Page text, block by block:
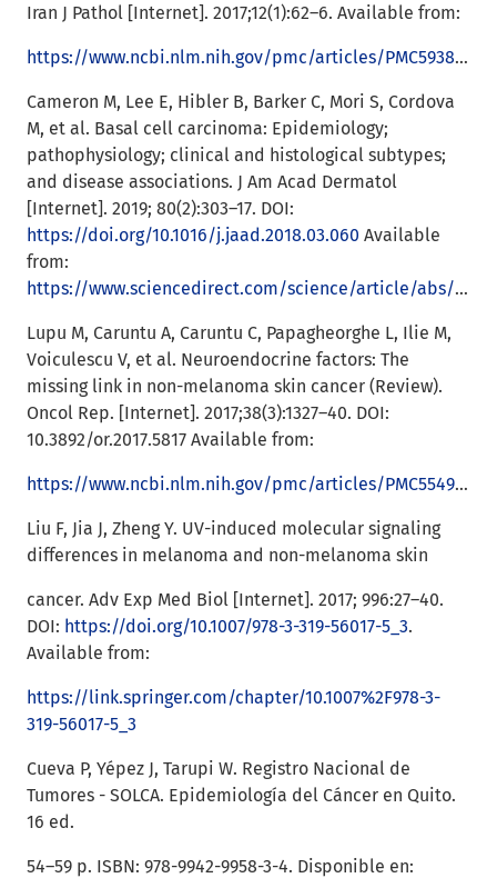
Iran J Pathol [Internet]. 2017;12(1):62–6. Available from:
https://www.ncbi.nlm.nih.gov/pmc/articles/PMC5938725/
Cameron M, Lee E, Hibler B, Barker C, Mori S, Cordova
M, et al. Basal cell carcinoma: Epidemiology;
pathophysiology; clinical and histological subtypes;
and disease associations. J Am Acad Dermatol
[Internet]. 2019; 80(2):303–17. DOI:
https://doi.org/10.1016/j.jaad.2018.03.060 Available
from:
https://www.sciencedirect.com/science/article/abs/pii/S0190962218307758
Lupu M, Caruntu A, Caruntu C, Papagheorghe L, Ilie M,
Voiculescu V, et al. Neuroendocrine factors: The
missing link in non-melanoma skin cancer (Review).
Oncol Rep. [Internet]. 2017;38(3):1327–40. DOI:
10.3892/or.2017.5817 Available from:
https://www.ncbi.nlm.nih.gov/pmc/articles/PMC5549028
Liu F, Jia J, Zheng Y. UV-induced molecular signaling
differences in melanoma and non-melanoma skin
cancer. Adv Exp Med Biol [Internet]. 2017; 996:27–40.
DOI: https://doi.org/10.1007/978-3-319-56017-5_3.
Available from:
https://link.springer.com/chapter/10.1007%2F978-3-
319-56017-5_3
Cueva P, Yépez J, Tarupi W. Registro Nacional de
Tumores - SOLCA. Epidemiología del Cáncer en Quito.
16 ed.
54–59 p. ISBN: 978-9942-9958-3-4. Disponible en: